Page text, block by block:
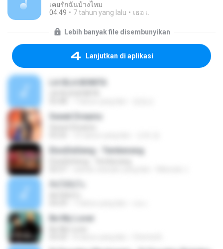
เคยรักฉันบ้างไหม
04:49
7 tahun yang lalu เธอ เ.
Lebih banyak file disembunyikan
Lanjutkan di aplikasi
Sweet Dreams
EtonDeGeng - Temberang
Be My Lover